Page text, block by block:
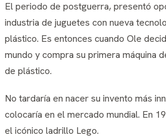
El periodo de postguerra, presentó
industria de juguetes con nueva
plástico. Es entonces cuando Ole
mundo y compra su primera máquina
de plástico.
No tardaría en nacer su invento más
colocaría en el mercado mundial. En
el icónico ladrillo Lego.